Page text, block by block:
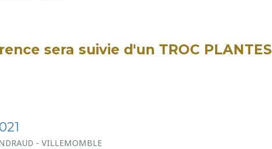
sera suivie d'un TROC PLANTES
- VILLEMOMBLE